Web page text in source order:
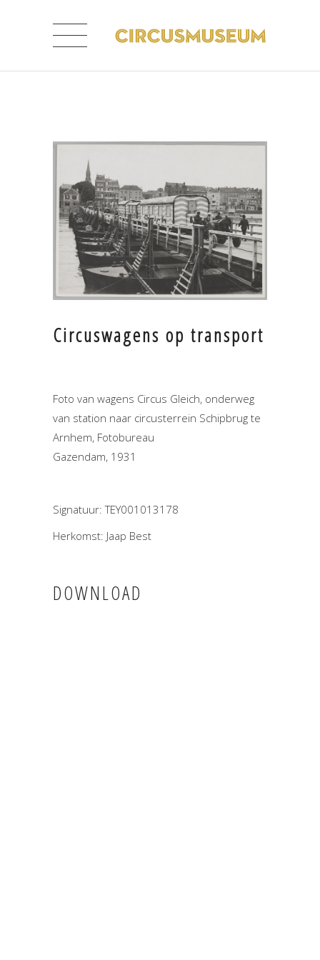
Circuswagens op transport
Foto van wagens Circus Gleich, onderweg
van station naar circusterrein Schipbrug te
Arnhem, Fotobureau
Gazendam, 1931
Signatuur: TEY001013178
Herkomst: Jaap Best
DOWNLOAD